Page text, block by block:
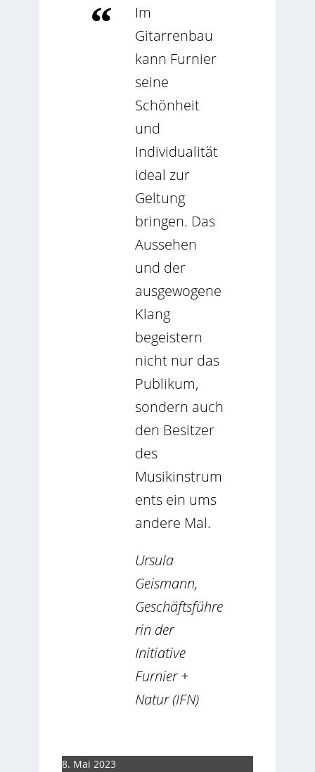
Im
Gitarrenbau
kann Furnier
seine
Schönheit
und
Individualität
ideal zur
Geltung
bringen. Das
Aussehen
und der
ausgewogene
Klang
begeistern
nicht nur das
Publikum,
sondern auch
den Besitzer
des
Musikinstrum
ents ein ums
andere Mal.
Ursula
Geismann,
Geschäftsführe
rin der
Initiative
Furnier +
Natur (IFN)
8. Mai 2023